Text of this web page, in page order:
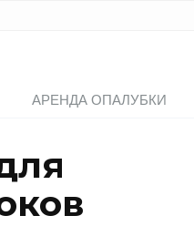
АРЕНДА ОПАЛУБКИ